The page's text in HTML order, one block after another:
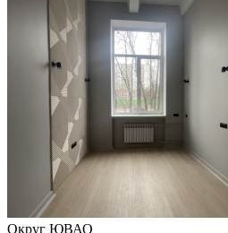
Округ ЮВАО